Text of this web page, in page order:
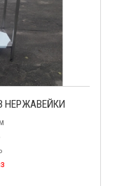
НЕРЖАВЕЙКИ